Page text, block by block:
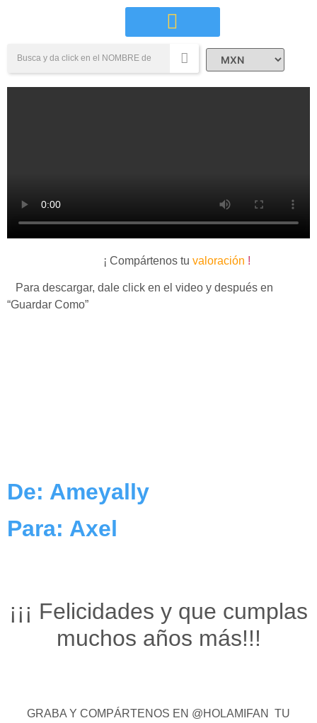
¡ Compártenos tu valoración !
Para descargar, dale click en el video y después en
“Guardar Como”
De: Ameyally
Para: Axel
¡¡¡ Felicidades y que cumplas
muchos años más!!!
GRABA Y COMPÁRTENOS EN @HOLAMIFAN TU